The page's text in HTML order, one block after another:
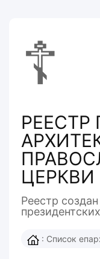
☦
ЦЕРКВИ
Реестр
: Список